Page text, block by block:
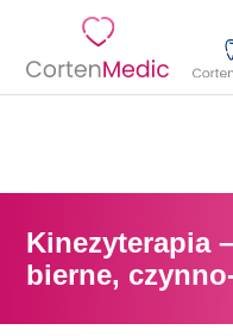
Kinezyterapia
bierne,